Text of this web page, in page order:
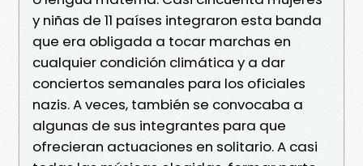
y niñas de 11 países integraron esta banda
que era obligada a tocar marchas en
cualquier condición climática y a dar
conciertos semanales para los oficiales
nazis. A veces, también se convocaba a
algunas de sus integrantes para que
ofrecieran actuaciones en solitario. A casi